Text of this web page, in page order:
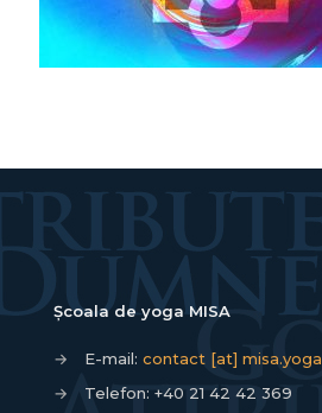
Școala de yoga MISA
→ E-mail: contact [at] misa.yoga
→
Telefon: +40 21 42 42 369